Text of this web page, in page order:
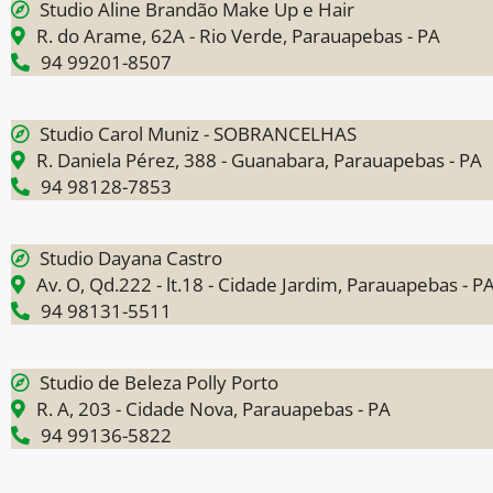
Studio Aline Brandão Make Up e Hair
R. do Arame, 62A - Rio Verde, Parauapebas - PA
94 99201-8507
Studio Carol Muniz - SOBRANCELHAS
R. Daniela Pérez, 388 - Guanabara, Parauapebas - PA
94 98128-7853
Studio Dayana Castro
Av. O, Qd.222 - lt.18 - Cidade Jardim, Parauapebas -
94 98131-5511
Studio de Beleza Polly Porto
R. A, 203 - Cidade Nova, Parauapebas - PA
94 99136-5822